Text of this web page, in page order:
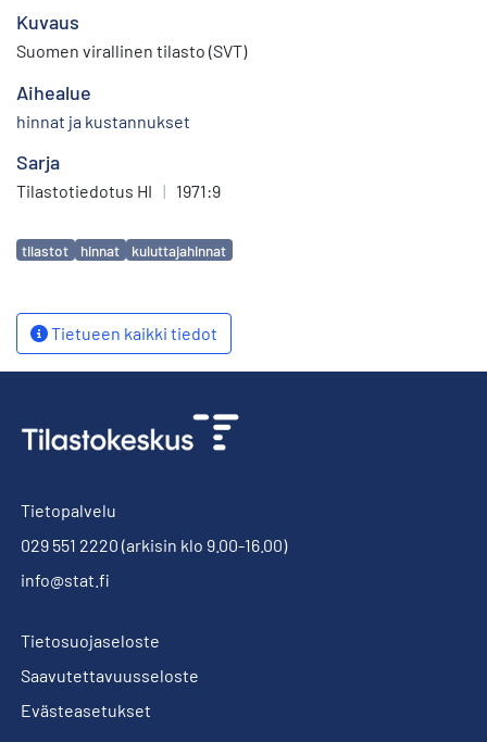
Kuvaus
Suomen virallinen tilasto (SVT)
Aihealue
hinnat ja kustannukset
Sarja
Tilastotiedotus HI | 1971:9
Avainsanat
tilastot hinnat kuluttajahinnat
Tietueen kaikki tiedot
Tietopalvelu
029 551 2220 (arkisin klo 9.00-16.00)
info@stat.fi
Tietosuojaseloste
Saavutettavuusseloste
Evästeasetukset